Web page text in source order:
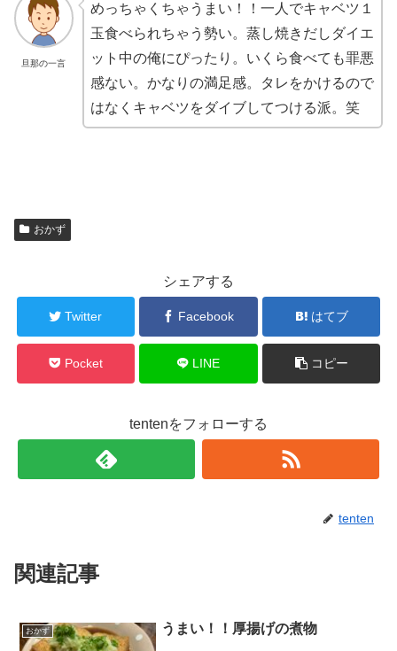
旦那の一言
めっちゃくちゃうまい！！一人でキャベツ１
玉食べられちゃう勢い。蒸し焼きだしダイエ
ット中の俺にぴったり。いくら食べても罪悪
感ない。かなりの満足感。タレをかけるので
はなくキャベツをダイブしてつける派。笑
おかず
シェアする
Twitter Facebook はてブ
Pocket LINE コピー
tentenをフォローする
tenten
関連記事
おかず うまい！！厚揚げの煮物